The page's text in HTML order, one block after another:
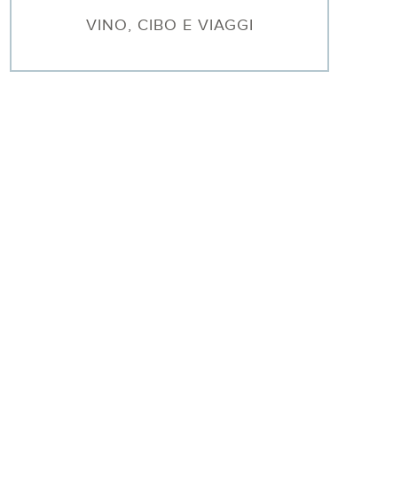
VINO, CIBO E VIAGGI